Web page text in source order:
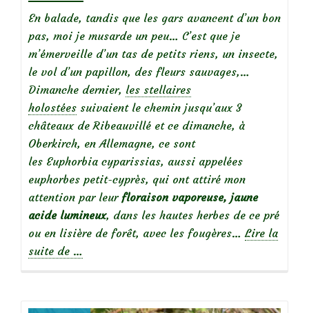
En balade, tandis que les gars avancent d’un bon
pas, moi je musarde un peu… C’est que je
m’émerveille d’un tas de petits riens, un insecte,
le vol d’un papillon, des fleurs sauvages,…
Dimanche dernier, les stellaires
holostées suivaient le chemin jusqu’aux 3
châteaux de Ribeauvillé et ce dimanche, à
Oberkirch, en Allemagne, ce sont
les Euphorbia cyparissias, aussi appelées
euphorbes petit-cyprès, qui ont attiré mon
attention par leur floraison vaporeuse, jaune
acide lumineux, dans les hautes herbes de ce pré
ou en lisière de forêt, avec les fougères… Lire la
suite de à
…